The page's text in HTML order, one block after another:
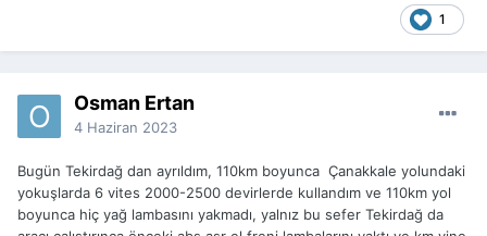
1
Osman Ertan
4 Haziran 2023
Bugün Tekirdağ dan ayrıldım, 110km boyunca Çanakkale yolundaki
yokuşlarda 6 vites 2000-2500 devirlerde kullandım ve 110km yol
boyunca hiç yağ lambasını yakmadı, yalnız bu sefer Tekirdağ da